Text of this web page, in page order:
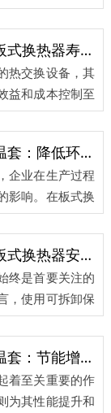
够在多方面提升
的价值。...
可拆卸保温套：延长板式换热器寿命的秘诀
热交换设备，其
益和成本控制至
，是延长板式换
有诸多显著优
板式换热器可拆卸保温套：降低环境影响的绿色选择
企业在生产过程
影响。在板式换
是一项绿色环保
优势。...
可拆卸保温套：提升板式换热器安全性的保障
终是首要关注的
，使用可拆卸保
，还能在很大程
。
板式换热器可拆卸保温套：节能增效的利器
着至关重要的作
为其性能提升和